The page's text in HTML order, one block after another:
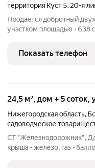
территория Куст 5, 20-я
Продаётся добротный
участком площадью - 638
новый пристрой из бруса,
надстроен
Показать телефон
24,5 м², дом + 5 соток,
Нижегородская область,
садоводческое
СТ "Железнодорожник".
крыша - железо, газ -